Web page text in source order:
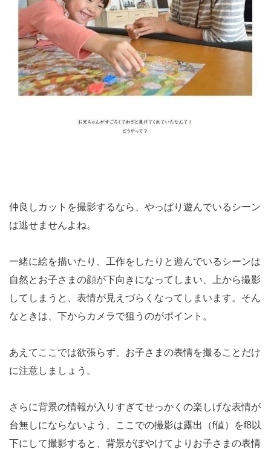
仲良しカットを撮影するなら、やっぱり遊んでいるシーン
は逃せませんよね。
一緒に絵を描いたり、工作をしたりと遊んでいるシーンは
自然とお子さまの顔が下向きになってしまい、上から撮影
してしまうと、表情が見えづらくなってしまいます。そん
なときは、下からカメラで狙うのがポイント。
あえてここでは欲張らず、お子さまの表情を撮ることだけ
に注意しましょう。
さらに背景の情報が入りすぎてせっかくの楽しげな表情が
台無しにならないよう、ここでの撮影は露出（f値）をf8以
下にして撮影すると、背景がぼやけてよりお子さまの表情